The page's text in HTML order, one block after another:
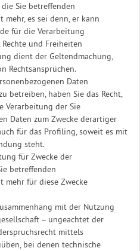
Sie betreffenden
es sei denn, er kann
für die Verarbeitung
und Freiheiten
dient der Geltendmachung,
Rechtsansprüchen.
Daten
betreiben, haben Sie das Recht,
Verarbeitung der Sie
Daten zum Zwecke derartiger
für das Profiling, soweit es mit
steht.
für Zwecke der
betreffenden
mehr für diese Zwecke
mit der Nutzung
– ungeachtet der
mittels
bei denen technische